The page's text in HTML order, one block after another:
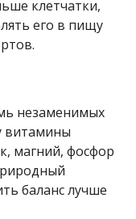
клетчатки,
его в пищу
незаменимых
витамины
магний, фосфор
баланс лучше